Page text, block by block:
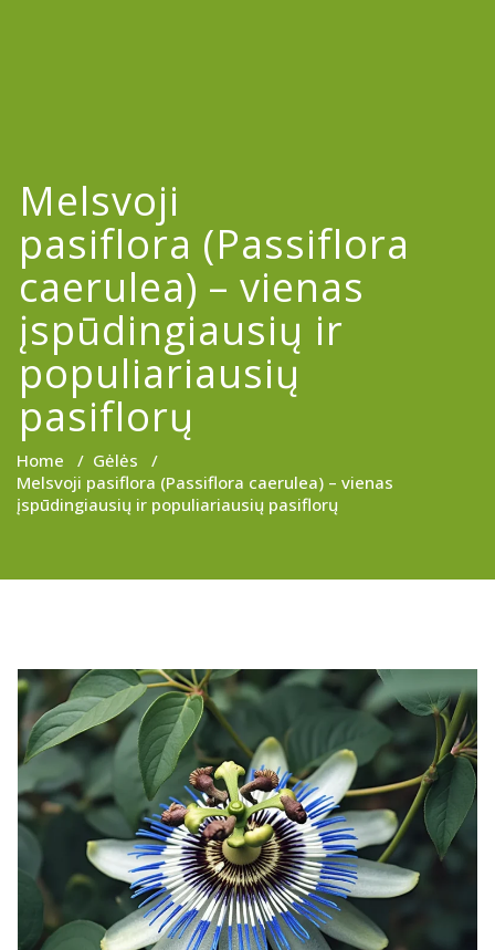
Melsvoji
pasiflora (Passiflora
caerulea) – vienas
įspūdingiausių ir
populiariausių
pasiflorų
Home / Gėlės /
Melsvoji pasiflora (Passiflora caerulea) – vienas
įspūdingiausių ir populiariausių pasiflorų